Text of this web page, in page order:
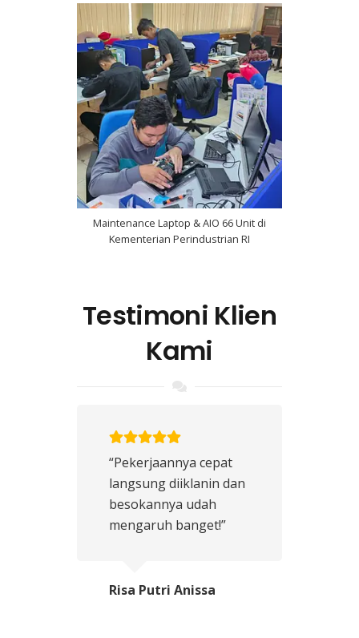
Maintenance Laptop & AIO 66 Unit di
Kementerian Perindustrian RI
Testimoni Klien
Kami
“Pekerjaannya cepat
langsung diiklanin dan
besokannya udah
mengaruh banget!”
Risa Putri Anissa